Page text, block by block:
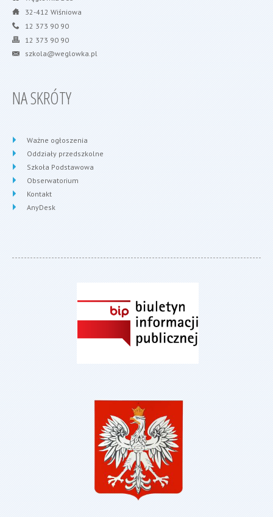
32-412 Wiśniowa
12 373 90 90
12 373 90 90
szkola@weglowka.pl
NA SKRÓTY
Ważne ogłoszenia
Oddziały przedszkolne
Szkoła Podstawowa
Obserwatorium
Kontakt
AnyDesk